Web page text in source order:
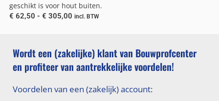
geschikt is voor hout buiten.
€ 62,50 - € 305,00 incl. BTW
Wordt een (zakelijke) klant van Bouwprofcenter
en profiteer van aantrekkelijke voordelen!
Voordelen van een (zakelijk) account: